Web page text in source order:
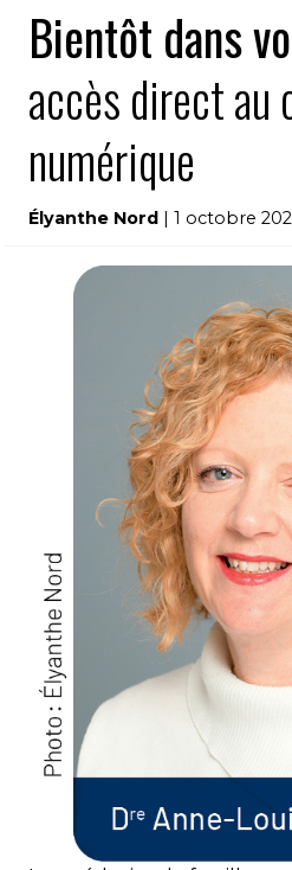
Bientôt dans
accès direct au
numérique
Élyanthe Nord | 1 octobre